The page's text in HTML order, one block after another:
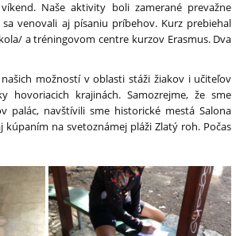
Naše aktivity boli zamerané prevažne
venovali aj písaniu príbehov. Kurz prebiehal
a tréningovom centre kurzov Erasmus. Dva
možností v oblasti stáži žiakov i učiteľov
krajinách. Samozrejme, že sme
navštívili sme historické mestá Salona
na svetoznámej pláži Zlatý roh. Počas